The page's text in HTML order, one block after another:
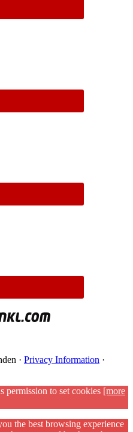
· Privacy Information ·
permission to set cookies [more
the best browsing experience